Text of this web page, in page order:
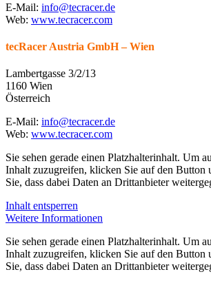
E-Mail: info@tecracer.de
Web: www.tecracer.com
tecRacer Austria GmbH – Wien
Lambertgasse 3/2/13
1160 Wien
Österreich
E-Mail: info@tecracer.de
Web: www.tecracer.com
Sie sehen gerade einen Platzhalterinhalt. Um
Inhalt zuzugreifen, klicken Sie auf den Button
Sie, dass dabei Daten an Drittanbieter
Inhalt entsperren
Weitere Informationen
Sie sehen gerade einen Platzhalterinhalt. Um
Inhalt zuzugreifen, klicken Sie auf den Button
Sie, dass dabei Daten an Drittanbieter